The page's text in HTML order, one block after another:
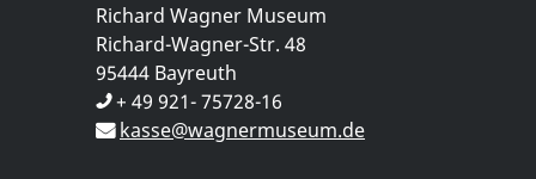
Richard Wagner Museum
Richard-Wagner-Str. 48
95444 Bayreuth
+ 49 921- 75728-16
kasse@wagnermuseum.de